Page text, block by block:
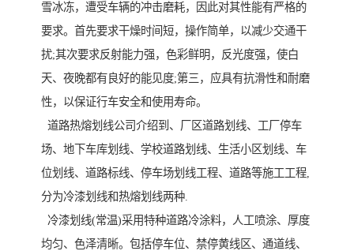
雪冰冻，遭受车辆的冲击磨耗，因此对其性能有严格的
要求。首先要求干燥时间短，操作简单，以减少交通干
扰;其次要求反射能力强，色彩鲜明，反光度强，使白
天、夜晚都有良好的能见度;第三，应具有抗滑性和耐磨
性，以保证行车安全和使用寿命。
道路热熔划线公司介绍到、厂区道路划线、工厂停车
场、地下车库划线、学校道路划线、生活小区划线、车
位划线、道路标线、停车场划线工程、道路等施工工程,
分为冷漆划线和热熔划线两种.
冷漆划线(常温)采用特种道路冷涂料，人工喷涂、厚度
均匀、色泽清晰。包括停车位、禁停黄线区、通道线、